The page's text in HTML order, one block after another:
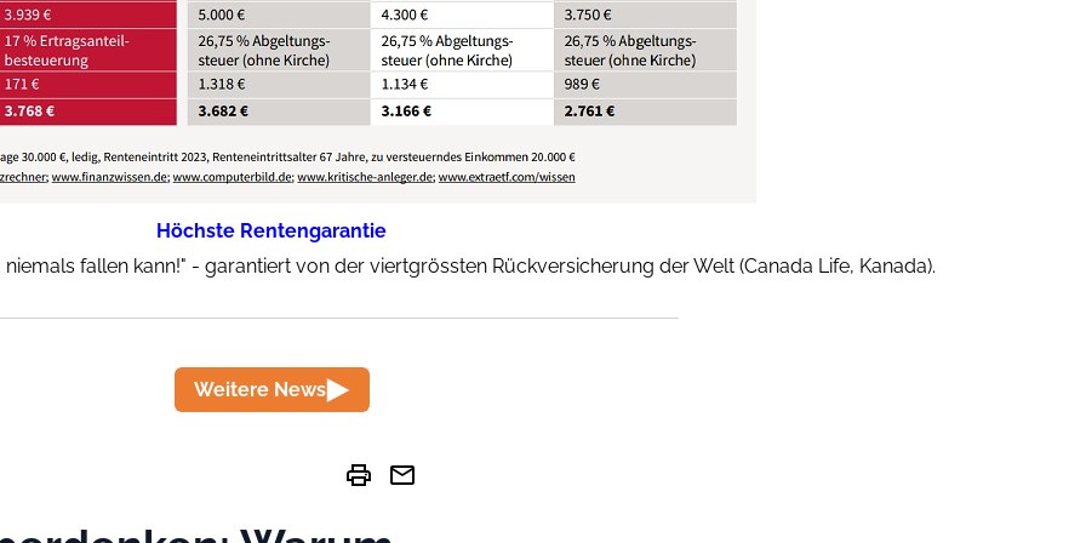
Höchste Rentengarantie
fallen kann!" - garantiert von der viertgrössten Rückversicherung der Welt (Canada Life, Kanada).
Weitere News
print mail